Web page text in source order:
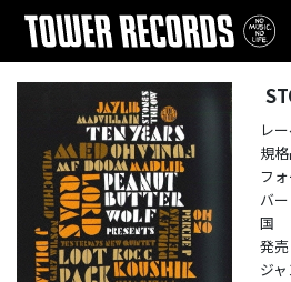
レ
規
フ
バ
国
発
ジ